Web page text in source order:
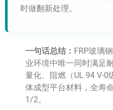
时做翻新处理。
一句话总结： FRP玻璃
业环境中唯一同时满足
量化、阻燃（UL 94 V-0
体成型平台材料，全寿
1/2。